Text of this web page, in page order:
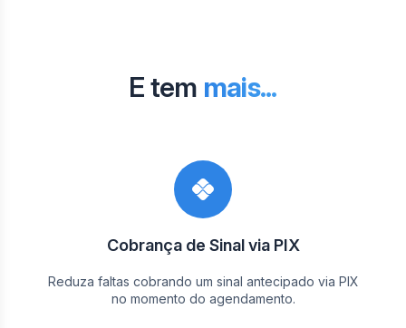
E tem mais...
Cobrança de Sinal via PIX
Reduza faltas cobrando um sinal antecipado via PIX
no momento do agendamento.